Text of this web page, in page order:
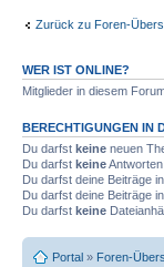
Zurück zu Foren-
WER IST ONLINE?
Mitglieder in diesem
BERECHTIGUNGEN IN
Du darfst keine neuen
Du darfst keine
Du darfst deine Beiträge
Du darfst deine Beiträge
Du darfst keine
Portal » Foren-